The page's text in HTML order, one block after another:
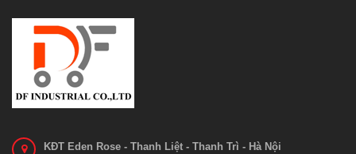
KĐT Eden Rose - Thanh Liệt - Thanh Trì - Hà Nội